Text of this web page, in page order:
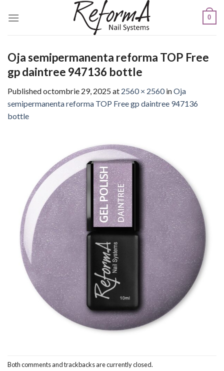
0
Oja semipermanenta reforma TOP Free
gp daintree 947136 bottle
Publishedoctombrie 29, 2025at 2560 × 2560inOja
semipermanenta reforma TOP Free gp daintree 947136
bottle
Both comments and trackbacks are currently closed.